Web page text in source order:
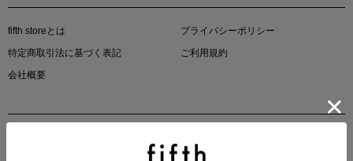
マストバイアイテム
fifth storeとは
プライバシーポリシー
特定商取引法に基づく表記
ご利用規約
会社概要